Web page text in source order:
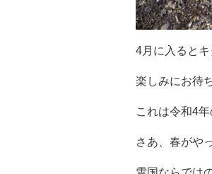
4月に入ると
楽しみにお待
これは令和4
さあ、春がや